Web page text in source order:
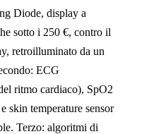
Diode, display a
sotto i 250 €, contro il
retroilluminato da un
ECG
ritmo cardiaco), SpO2
skin temperature sensor
Terzo: algoritmi di